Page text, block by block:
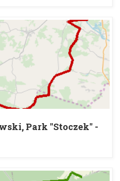
Park "Stoczek" -
Krajowej